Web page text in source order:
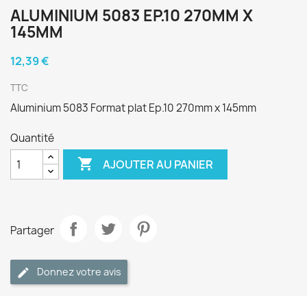
ALUMINIUM 5083 EP.10 270MM X
145MM
12,39 €
TTC
Aluminium 5083 Format plat Ep.10 270mm x 145mm
Quantité
 AJOUTER AU PANIER
Partager
Donnez votre avis